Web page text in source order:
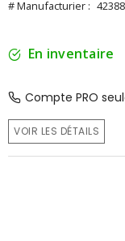
# Manufacturier :
En inventaire
Compte PRO
VOIR LES DÉTAILS